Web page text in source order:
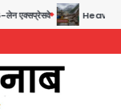
Heavy rains wreak